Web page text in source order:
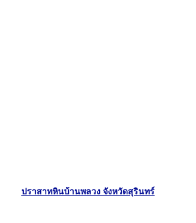
ปราสาทหินบ้านพลวง จังหวัดสุรินทร์